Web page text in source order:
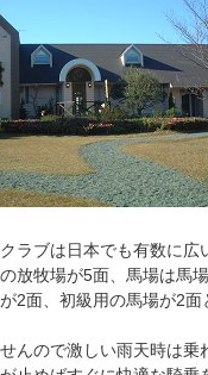
ラブは日本でも有数に広
放牧場が5面、馬場は馬
2面、初級用の馬場が2面
んので激しい雨天時は乗